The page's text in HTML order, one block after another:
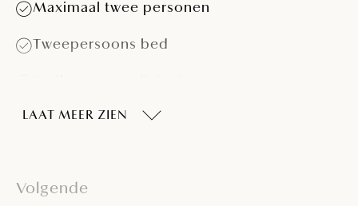
Maximaal twee personen
Tweepersoons bed
Airco
Minibar
LAAT MEER ZIEN
Volgende